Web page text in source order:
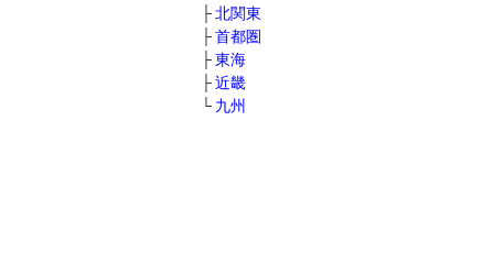
北関東
首都圏
東海
近畿
九州